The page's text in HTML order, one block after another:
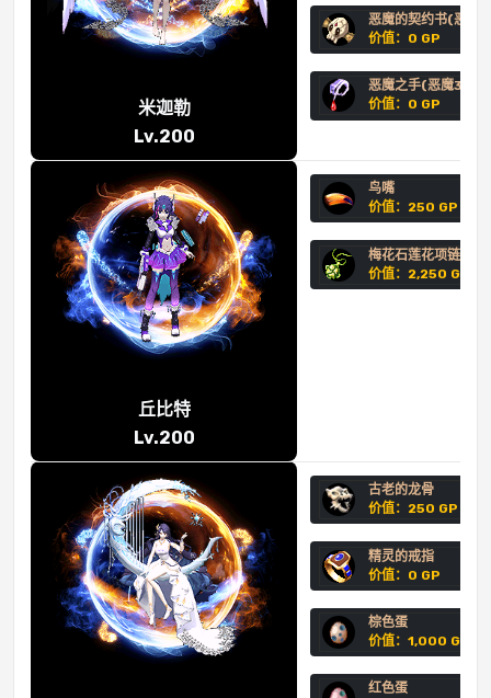
米迦勒
Lv.200
恶魔的契约书(恶魔
价值：0 GP
恶魔之手(恶魔3阶)
价值：0 GP
丘比特
Lv.200
鸟嘴
价值：250 GP
梅花石莲花项链
价值：2,250 GP
古老的龙骨
价值：250 GP
精灵的戒指
价值：0 GP
棕色蛋
价值：1,000 GP
红色蛋